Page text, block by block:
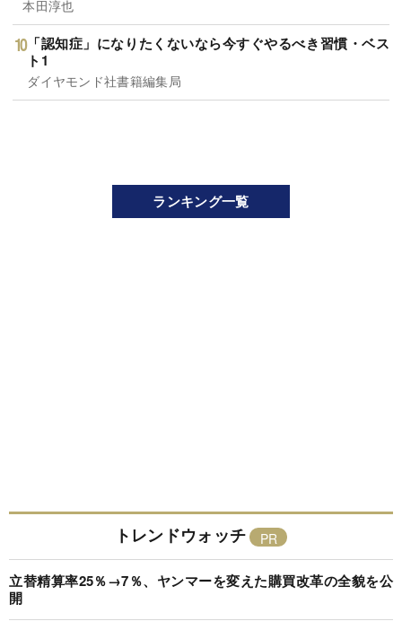
本田淳也
「認知症」になりたくないなら今すぐやるべき習慣・ベス
ト1
ダイヤモンド社書籍編集局
ランキング一覧
トレンドウォッチ
立替精算率25％→7％、ヤンマーを変えた購買改革の全貌を公
開